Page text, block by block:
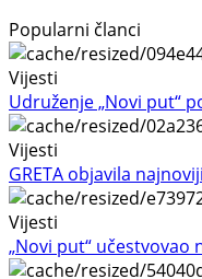
Popularni članci
Vijesti
Udruženje „Novi put“
Vijesti
GRETA objavila
Vijesti
„Novi put“ učestvovao